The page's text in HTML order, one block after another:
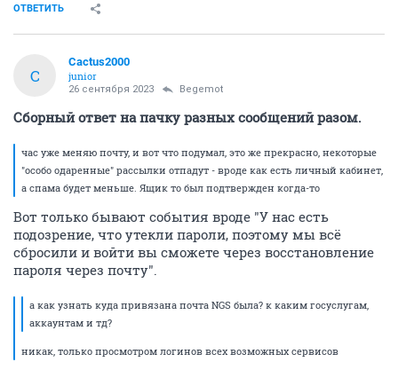
ОТВЕТИТЬ
C
Cactus2000
junior
26 сентября 2023 Begemot
Сборный ответ на пачку разных сообщений разом.
час уже меняю почту, и вот что подумал, это же прекрасно, некоторые
"особо одаренные" рассылки отпадут - вроде как есть личный кабинет,
а спама будет меньше. Ящик то был подтвержден когда-то
Вот только бывают события вроде "У нас есть
подозрение, что утекли пароли, поэтому мы всё
сбросили и войти вы сможете через восстановление
пароля через почту".
а как узнать куда привязана почта NGS была? к каким госуслугам,
аккаунтам и тд?
никак, только просмотром логинов всех возможных сервисов